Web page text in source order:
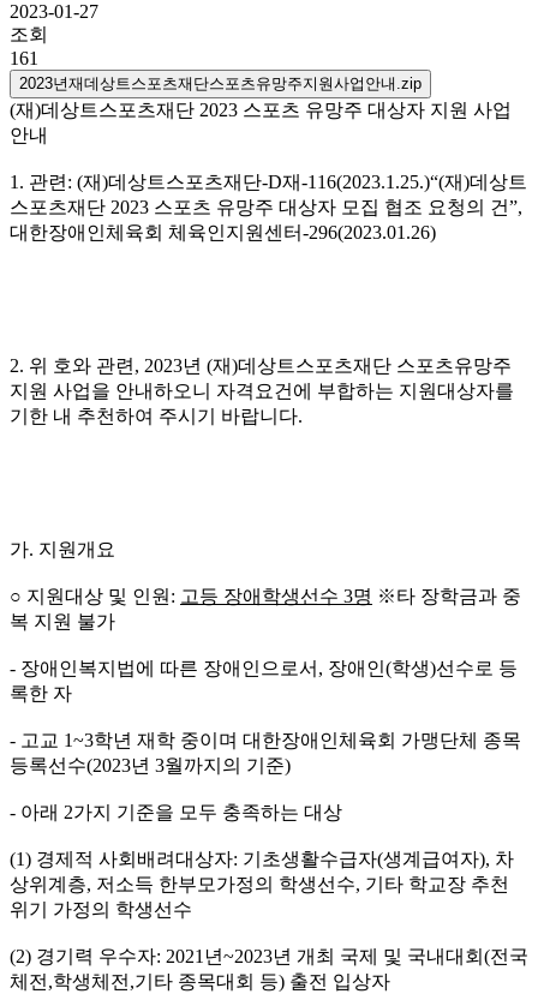
2023-01-27
조회
161
2023년재데상트스포츠재단스포츠유망주지원사업안내.zip
(재)데상트스포츠재단 2023 스포츠 유망주 대상자 지원 사업
안내
1. 관련 : (재)데상트스포츠재단-D재-116(2023.1.25.)“(재)데상트
스포츠재단 2023 스포츠 유망주 대상자 모집 협조 요청의 건”,
대한장애인체육회 체육인지원센터-296(2023.01.26)
2. 위 호와 관련 , 2023년 (재)데상트스포츠재단 스포츠유망주
지원 사업을 안내하오니 자격요건에 부합하는 지원대상자를
기한 내 추천하여 주시기 바랍니다.
가. 지원개요
○ 지원대상 및 인원 : 고등 장애학생선수 3명 ※타 장학금과 중
복 지원 불가
- 장애인복지법에 따른 장애인으로서 , 장애인(학생)선수로 등
록한 자
- 고교 1~3학년 재학 중이며 대한장애인체육회 가맹단체 종목
등록선수(2023년 3월까지의 기준)
- 아래 2가지 기준을 모두 충족하는 대상
(1) 경제적 사회배려대상자: 기초생활수급자(생계급여자), 차
상위계층, 저소득 한부모가정의 학생선수, 기타 학교장 추천
위기 가정의 학생선수
(2) 경기력 우수자: 2021 년~2023년 개최 국제 및 국내대회 (전국
체전 ,학생체전 ,기타 종목대회 등) 출전 입상자